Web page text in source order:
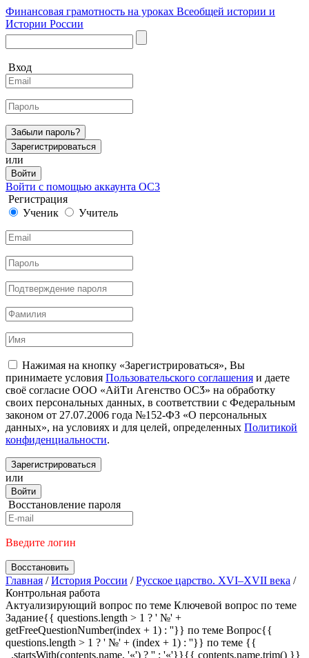
Финансовая грамотность на уроках Всеобщей истории и
Истории России
Вход
Забыли пароль?
Зарегистрироваться
или
Войти
Войти с помощью аккаунта ОС3
Регистрация
Ученик
Учитель
Нажимая на кнопку «Зарегистрироваться», Вы
принимаете условия Пользовательского соглашения и даете
своё согласие ООО «АйТи Агенство ОСӠ» на обработку
своих персональных данных, в соответствии с Федеральным
законом от 27.07.2006 года №152-ФЗ «О персональных
данных», на условиях и для целей, определенных Политикой
конфиденциальности.
Зарегистрироваться
или
Войти
Восстановление пароля
Введите логин
Восстановить
Главная / История России / Русское царство. XVI–XVII века /
Контрольная работа
Актуализирующий вопрос по теме Ключевой вопрос по теме
Задание{{ questions.length > 1 ? ' №' +
getFreeQuestionNumber(index + 1) : ''}} по теме Вопрос{{
questions.length > 1 ? ' №' + (index + 1) : ''}} по теме {{
_.startsWith(contents.name, '«') ? '' : '«'}}{{ contents.name.trim() }}